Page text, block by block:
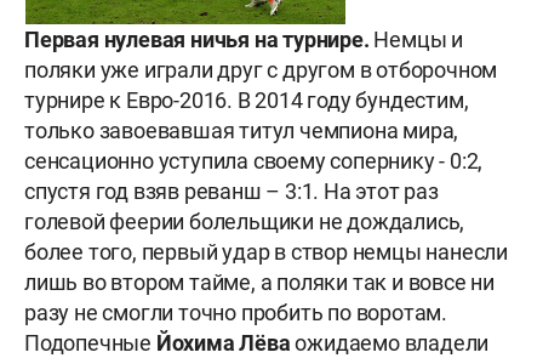
Первая нулевая ничья на турнире. Немцы и
поляки уже играли друг с другом в отборочном
турнире к Евро-2016. В 2014 году бундестим,
только завоевавшая титул чемпиона мира,
сенсационно уступила своему сопернику - 0:2,
спустя год взяв реванш – 3:1. На этот раз
голевой феерии болельщики не дождались,
более того, первый удар в створ немцы нанесли
лишь во втором тайме, а поляки так и вовсе ни
разу не смогли точно пробить по воротам.
Подопечные Йохима Лёваожидаемо владели